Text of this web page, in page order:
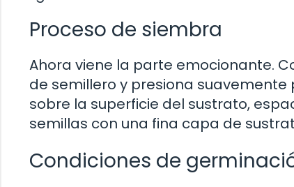
Proceso de siembra
Ahora viene la parte emocionante.
de semillero y presiona
sobre la superficie del sustrato,
semillas con una fina capa de
Condiciones de